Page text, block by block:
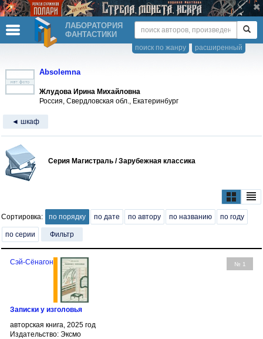
ЛАБОРАТОРИЯ
ФАНТАСТИКИ
расширенный
поиск по жанру
Absolemna
Жлудова Ирина Михайловна
Россия, Свердловская обл., Екатеринбург
◄ шкаф
Серия Магистраль / Зарубежная классика
Сортировка: по порядку по дате по автору по названию по году
по серии Фильтр
№ 1
Сэй-Сёнагон
Записки у изголовья
авторская книга, 2025 год
Издательство: Эксмо